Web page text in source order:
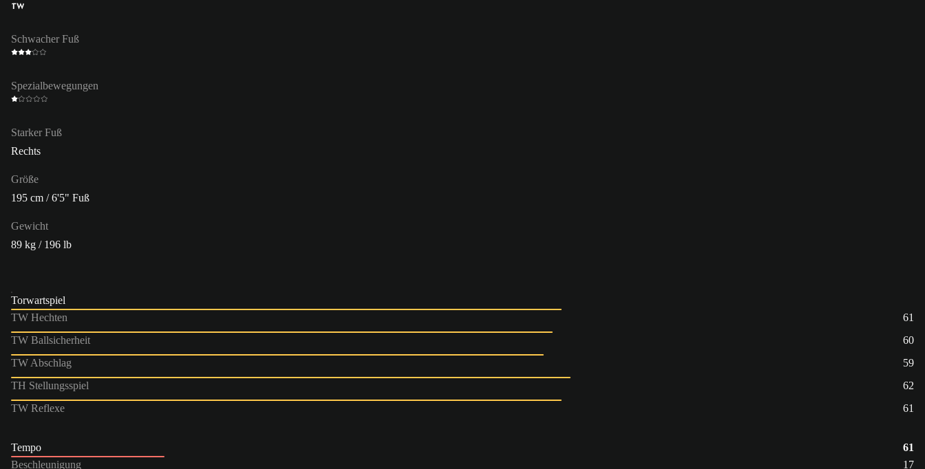
TW
Schwacher Fuß
Spezialbewegungen
Starker Fuß
Rechts
Größe
195 cm / 6'5" Fuß
Gewicht
89 kg / 196 lb
Torwartspiel
TW Hechten
61
TW Ballsicherheit
60
TW Abschlag
59
TH Stellungsspiel
62
TW Reflexe
61
Tempo
61
Beschleunigung
17